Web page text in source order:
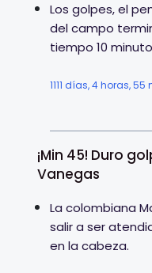
Los golpes, el
del campo
tiempo 10
1111 días, 4 horas,
¡Min 45! Duro
Vanegas
La colombiana
salir a ser
en la cabeza.